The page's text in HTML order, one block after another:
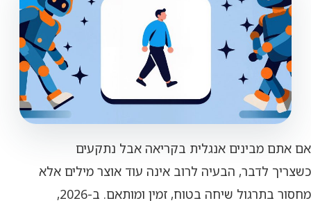
אם אתם מבינים אנגלית בקריאה אבל נתקעים
כשצריך לדבר, הבעיה לרוב אינה עוד אוצר מילים אלא
מחסור בתרגול שיחה בטוח, זמין ומותאם. ב-2026,